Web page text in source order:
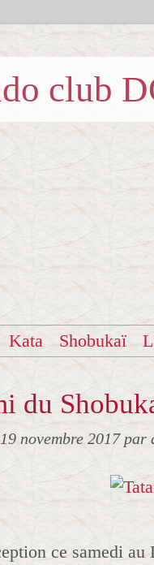
club
Kata Shobukaï
du
19 novembre 2017 par
ce samedi au